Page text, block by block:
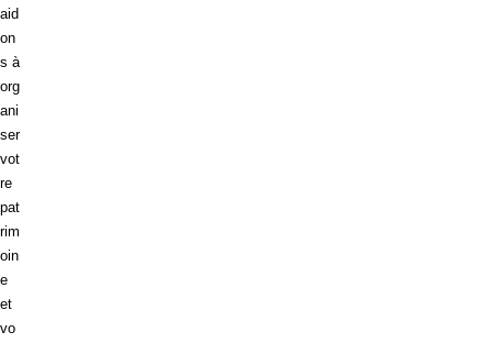
aid
on
s à
org
ani
ser
vot
re
pat
rim
oin
e
et
vo